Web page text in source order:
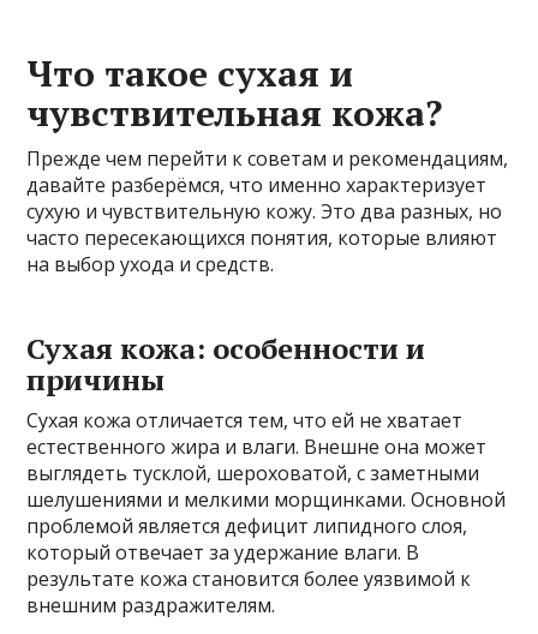
Что такое сухая и
чувствительная кожа?
Прежде чем перейти к советам и рекомендациям,
давайте разберёмся, что именно характеризует
сухую и чувствительную кожу. Это два разных, но
часто пересекающихся понятия, которые влияют
на выбор ухода и средств.
Сухая кожа: особенности и
причины
Сухая кожа отличается тем, что ей не хватает
естественного жира и влаги. Внешне она может
выглядеть тусклой, шероховатой, с заметными
шелушениями и мелкими морщинками. Основной
проблемой является дефицит липидного слоя,
который отвечает за удержание влаги. В
результате кожа становится более уязвимой к
внешним раздражителям.